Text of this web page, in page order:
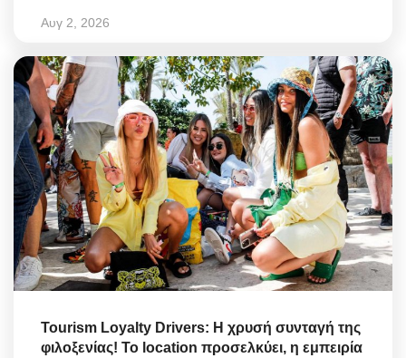
Αυγ 2, 2026
Tourism Loyalty Drivers: Η χρυσή συνταγή της
φιλοξενίας! Το location προσελκύει, η εμπειρία